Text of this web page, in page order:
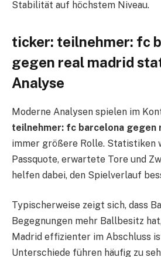
Stabilität auf höchstem Niveau.
ticker: teilnehmer: fc
gegen real madrid
Analyse
Moderne Analysen spielen im
teilnehmer: fc barcelona gegen
immer größere Rolle. Statistiken
Passquote, erwartete Tore und
helfen dabei, den Spielverlauf
Typischerweise zeigt sich, dass
Begegnungen mehr Ballbesitz
Madrid effizienter im Abschluss
Unterschiede führen häufig zu